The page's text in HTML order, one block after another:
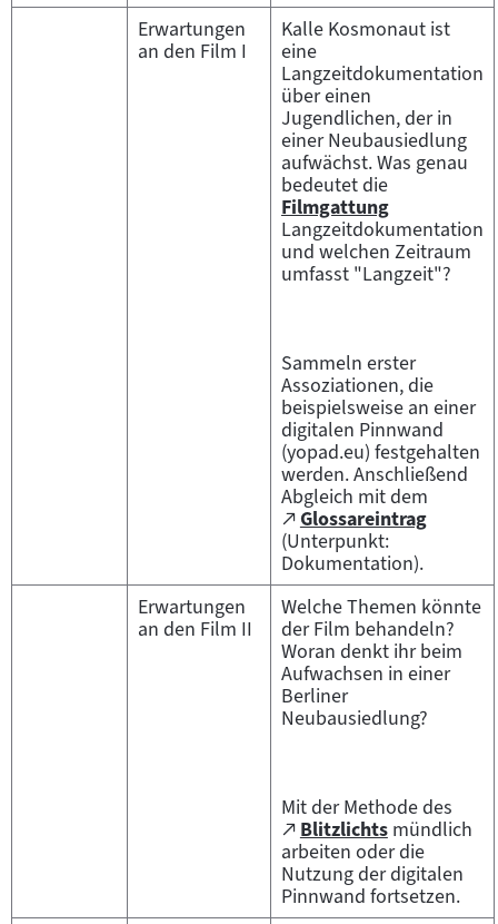
Erwartungen
an den Film I
Kalle Kosmonaut ist
eine
Langzeitdokumentation
über einen
Jugendlichen, der in
einer Neubausiedlung
aufwächst. Was genau
bedeutet die
Zum
Inhalt:
Filmgattung
Langzeitdokumentation
und welchen Zeitraum
umfasst "Langzeit"?
Sammeln erster
Assoziationen, die
beispielsweise an einer
digitalen Pinnwand
(yopad.eu) festgehalten
werden. Anschließend
Abgleich mit dem
Zum
externen
Inhalt:
Glossareintrag
(öffnet
im
neuen
Tab)
(Unterpunkt:
Dokumentation).
Erwartungen
an den Film II
Welche Themen könnte
der Film behandeln?
Woran denkt ihr beim
Aufwachsen in einer
Berliner
Neubausiedlung?
Mit der Methode des
Zum
externen
Inhalt:
Blitzlichts
(öffnet
im
neuen
Tab)
mündlich
arbeiten oder die
Nutzung der digitalen
Pinnwand fortsetzen.